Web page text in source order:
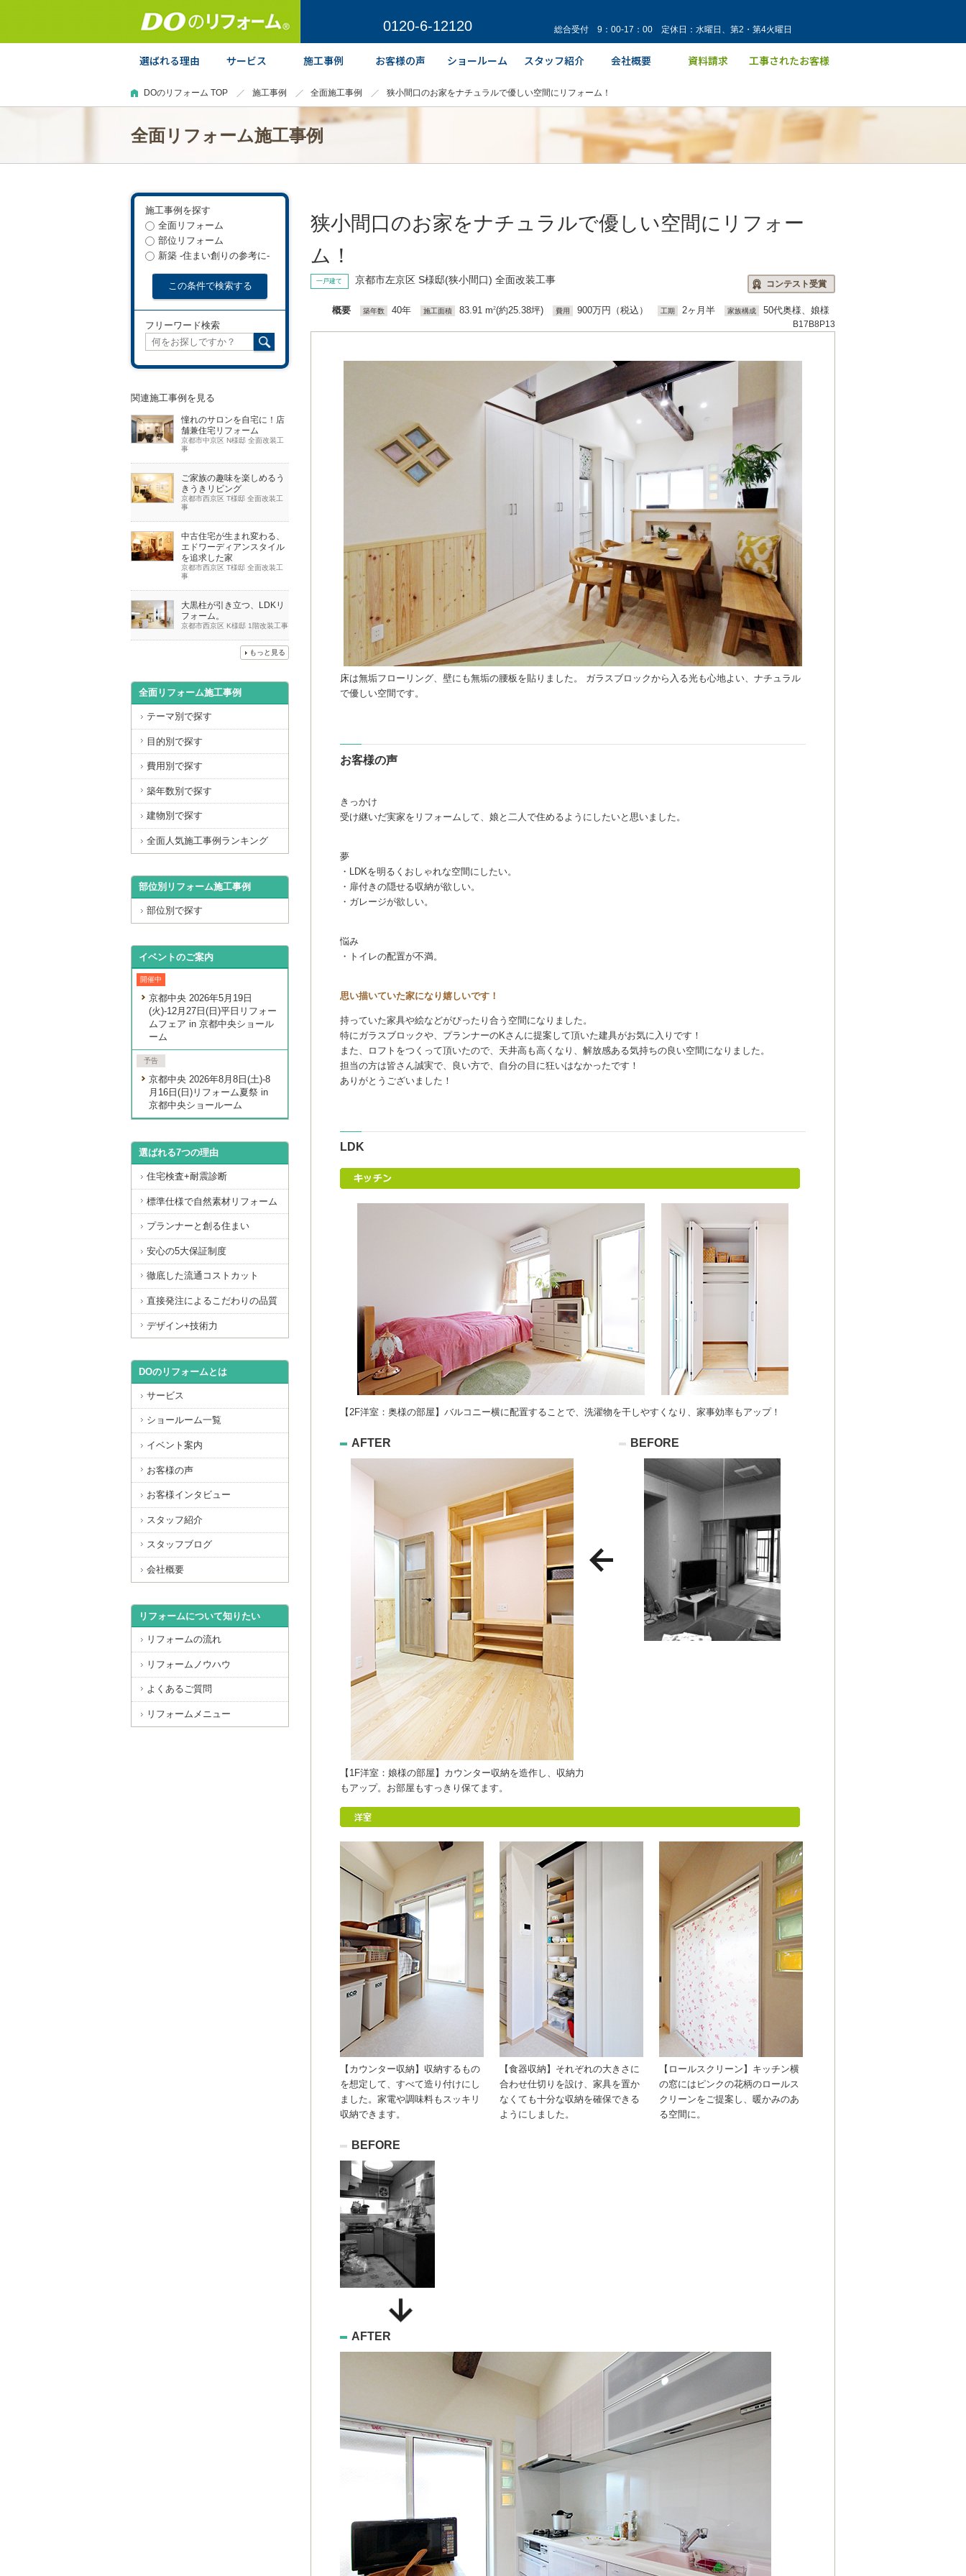
0120-6-12120 総合受付 9：00-17：00 定休日：水曜日、第2・第4火曜日
DOのリフォーム TOP 施工事例 全面施工事例 狭小間口のお家をナチュラルで優しい空間にリフォーム！
全面リフォーム施工事例
狭小間口のお家をナチュラルで優しい空間にリフォー
ム！
一戸建て 京都市左京区 S様邸(狭小間口) 全面改装工事 コンテスト受賞
概要 築年数 40年 施工面積 83.91 m2(約25.38坪) 費用 900万円（税込） 工期 2ヶ月半 家族構成 50代奥様、娘様
B17B8P13
床は無垢フローリング、壁にも無垢の腰板を貼りました。 ガラスブロックから入る光も心地よい、ナチュラル
で優しい空間です。
お客様の声
きっかけ
受け継いだ実家をリフォームして、娘と 二人で住めるようにしたいと思いました。
夢
・LDKを明るくおしゃれな空間にしたい。
・ 扉付きの隠せる収納が欲しい。
・ガレージが欲しい。
悩み
・トイレの配置が不満。
思い描いていた家になり嬉しいです！
持っていた家具や絵などがぴったり合う空間になりました。
特にガラスブロックや、プランナーのKさんに提案して頂いた建具がお気に入りです！
また、ロフトをつくって頂いたので、天井高も高くなり、解放感ある気持ちの良い空間になりました。
担当の方は皆さん誠実で、良い方で、自分の目に狂いはなかったです！
ありがとうございました！
LDK
【2F洋室：奥様の部屋】バルコニー横に配置することで、洗濯物を干しやすくなり、家事効率もアップ！
BEFORE
AFTER
【1F洋室：娘様の部屋】カウンター収納を造作し、収納力
もアップ。お部屋もすっきり保てます。
【カウンター収納】収納するもの
を想定して、すべて造り付けにし
ました。家電や調味料もスッキリ
収納できます。
【食器収納】それぞれの大きさに
合わせ仕切りを設け、家具を置か
なくても十分な収納を確保できる
ようにしました。
【ロールスクリーン】キッチン横
の窓にはピンクの花柄のロールス
クリーンをご提案し、暖かみのあ
る空間に。
BEFORE
AFTER
施工事例を探す
全面リフォーム
部位リフォーム
新築 -住まい創りの参考に-
フリーワード検索
関連施工事例を見る
憧れのサロンを自宅に！店
舗兼住宅リフォーム
京都市中京区 N様邸 全面改装工
事
ご家族の趣味を楽しめるう
きうきリビング
京都市西京区 T様邸 全面改装工
事
中古住宅が生まれ変わる、
エドワーディアンスタイル
を追求した家
京都市西京区 T様邸 全面改装工
事
大黒柱が引き立つ、LDKリ
フォーム。
京都市西京区 K様邸 1階改装工事
もっと見る
全面リフォーム施工事例
テーマ別で探す
目的別で探す
費用別で探す
築年数別で探す
建物別で探す
全面人気施工事例ランキング
部位別リフォーム施工事例
部位別で探す
イベントのご案内
開催中
京都中央 2026年5月19日
(火)-12月27日(日)平日リフォー
ムフェア in 京都中央ショール
ーム
予告
京都中央 2026年8月8日(土)-8
月16日(日)リフォーム夏祭 in
京都中央ショールーム
選ばれる7つの理由
住宅検査+耐震診断
標準仕様で自然素材リフォーム
プランナーと創る住まい
安心の5大保証制度
徹底した流通コストカット
直接発注によるこだわりの品質
デザイン+技術力
DOのリフォームとは
サービス
ショールーム一覧
イベント案内
お客様の声
お客様インタビュー
スタッフ紹介
スタッフブログ
会社概要
リフォームについて知りたい
リフォームの流れ
リフォームノウハウ
よくあるご質問
リフォームメニュー